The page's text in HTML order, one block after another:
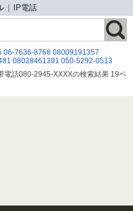
IP電話
06-7636-8768 08009191357
08028461391 050-5292-0513
080-9667-1769
08009199811
0120503261 05032007909
電話080-2945-XXXXの検索結果 19ペ